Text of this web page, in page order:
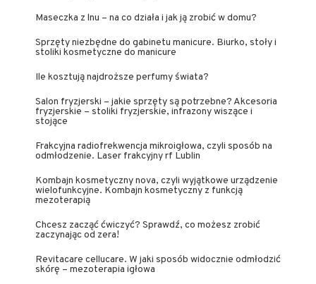
Maseczka z lnu – na co działa i jak ją zrobić w domu?
Sprzęty niezbędne do gabinetu manicure. Biurko, stoły i
stoliki kosmetyczne do manicure
Ile kosztują najdroższe perfumy świata?
Salon fryzjerski – jakie sprzęty są potrzebne? Akcesoria
fryzjerskie – stoliki fryzjerskie, infrazony wiszące i
stojące
Frakcyjna radiofrekwencja mikroigłowa, czyli sposób na
odmłodzenie. Laser frakcyjny rf Lublin
Kombajn kosmetyczny nova, czyli wyjątkowe urządzenie
wielofunkcyjne. Kombajn kosmetyczny z funkcją
mezoterapią
Chcesz zacząć ćwiczyć? Sprawdź, co możesz zrobić
zaczynając od zera!
Revitacare cellucare. W jaki sposób widocznie odmłodzić
skórę – mezoterapia igłowa